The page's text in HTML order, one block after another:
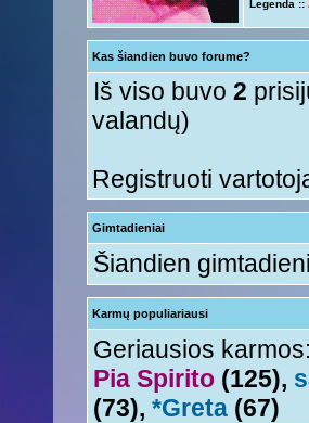
Anny!« Ant 01 Rgs, 2015 11:50
Tori« Ant 01 Rgs, 2015 11:17 am »
Legenda ::
Kas šiandien buvo forume?
Iš viso buvo 2
valandų)
Registruoti
Gimtadieniai
Šiandien
Karmų populiariausi
Geriausios karmos:
Pia Spirito (125),
(73), *Greta (67)